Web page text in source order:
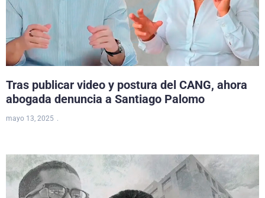
Tras publicar video y postura del CANG, ahora
abogada denuncia a Santiago Palomo
mayo 13, 2025